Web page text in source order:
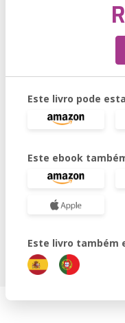
Este livro pode
Este ebook
Este livro também